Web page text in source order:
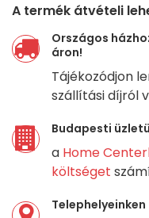
A termék átvételi
Országos
áron!
Tájékozódjon
szállítási díjról
Budapesti
a Home
költséget
Telephelyeinken